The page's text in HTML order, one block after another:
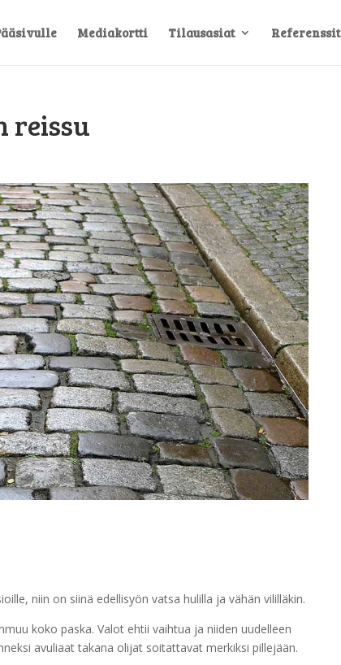
Mediakortti Tilausasiat Referenssit
reissu
niin on siinä edellisyön vatsa hulilla ja vähän vililläkin.
koko paska. Valot ehtii vaihtua ja niiden uudelleen
avuliaat takana olijat soitattavat merkiksi pillejään.